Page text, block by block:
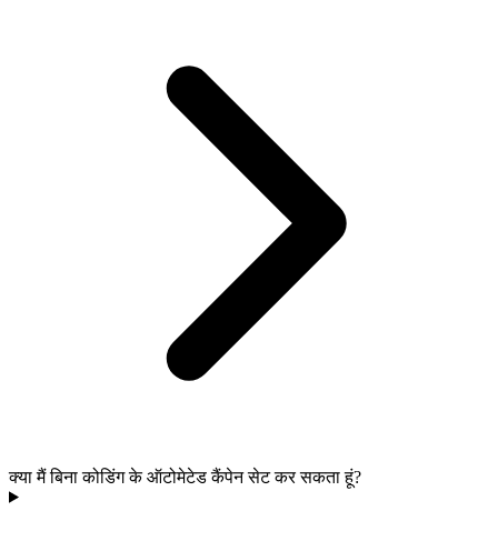
क्या मैं बिना कोडिंग के ऑटोमेटेड कैंपेन सेट कर सकता हूं?